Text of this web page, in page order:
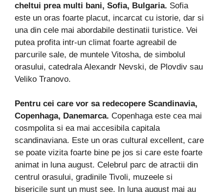
cheltui prea multi bani, Sofia, Bulgaria. Sofia
este un oras foarte placut, incarcat cu istorie, dar si
una din cele mai abordabile destinatii turistice. Vei
putea profita intr-un climat foarte agreabil de
parcurile sale, de muntele Vitosha, de simbolul
orasului, catedrala Alexandr Nevski, de Plovdiv sau
Veliko Tranovo.
Pentru cei care vor sa redecopere Scandinavia,
Copenhaga, Danemarca. Copenhaga este cea mai
cosmpolita si ea mai accesibila capitala
scandinaviana. Este un oras cultural excellent, care
se poate vizita foarte bine pe jos si care este foarte
animat in luna august. Celebrul parc de atractii din
centrul orasului, gradinile Tivoli, muzeele si
bisericile sunt un must see. In luna august mai au